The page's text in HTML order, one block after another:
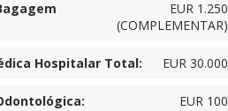
EUR 1.250
(COMPLEMENTAR)
Hospitalar Total: EUR 30.000
: EUR 100